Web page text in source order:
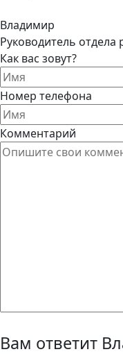
Владимир
Руководитель отдела
Как вас зовут?
Номер телефона
Комментарий
Вам ответит